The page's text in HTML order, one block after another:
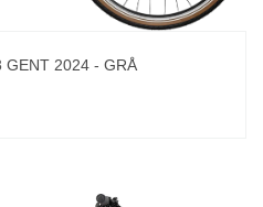
GENT 2024 - GRÅ